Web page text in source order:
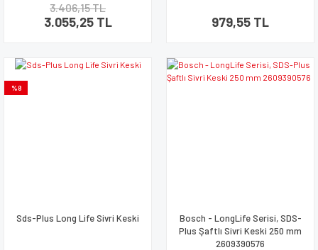
3.406,15 TL
3.055,25 TL 979,55 TL
%8
Sds-Plus Long Life Sivri Keski
Bosch - LongLife Serisi, SDS-
Plus Şaftlı Sivri Keski 250 mm
2609390576